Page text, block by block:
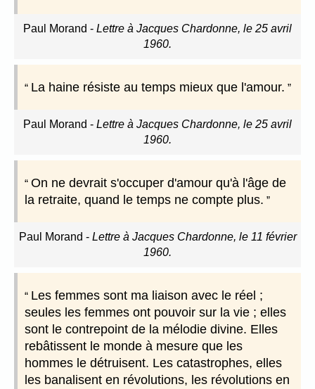
Paul Morand - Lettre à Jacques Chardonne, le 25 avril
1960.
La haine résiste au temps mieux que l'amour.
Paul Morand - Lettre à Jacques Chardonne, le 25 avril
1960.
On ne devrait s'occuper d'amour qu'à l'âge de
la retraite, quand le temps ne compte plus.
Paul Morand - Lettre à Jacques Chardonne, le 11 février
1960.
Les femmes sont ma liaison avec le réel ;
seules les femmes ont pouvoir sur la vie ; elles
sont le contrepoint de la mélodie divine. Elles
rebâtissent le monde à mesure que les
hommes le détruisent. Les catastrophes, elles
les banalisent en révolutions, les révolutions en